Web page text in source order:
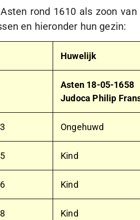
rond 1610 als zoon
en hieronder hun gezin:
Huwelijk
Asten 18-05-1658
Judoca Philip
Ongehuwd
Kind
Kind
Kind